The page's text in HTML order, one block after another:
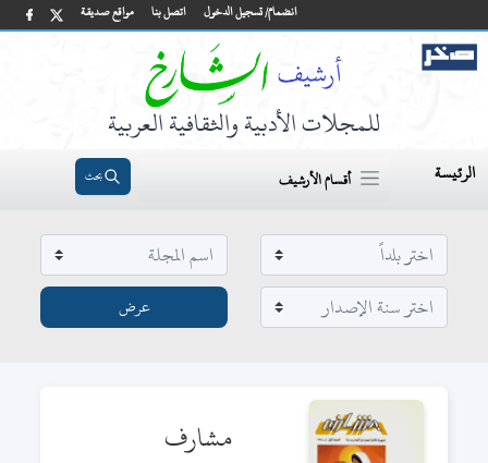
مواقع صديقة اتصل بنا انضمام/ تسجيل الدخول
للمجلات الأدبية والثقافية العربية
الرئيسة أقسام الأرشيف بحث
مشارف